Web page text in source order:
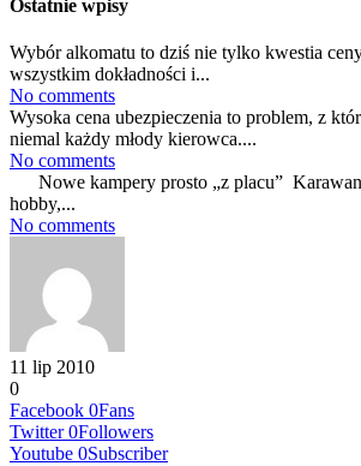
Ostatnie wpisy
Wybór alkomatu to dziś nie tylko kwestia
wszystkim dokładności i...
No comments
Wysoka cena ubezpieczenia to problem, z
niemal każdy młody kierowca....
No comments
Nowe kampery prosto „z placu”
hobby,...
No comments
11 lip 2010
0
Facebook 0Fans
Twitter 0Followers
Youtube 0Subscriber